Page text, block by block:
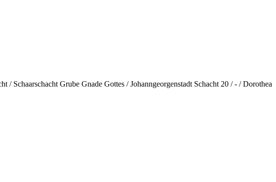
/ Schaarschacht Grube Gnade Gottes / Johanngeorgenstadt Schacht 20 / - / Dorothea